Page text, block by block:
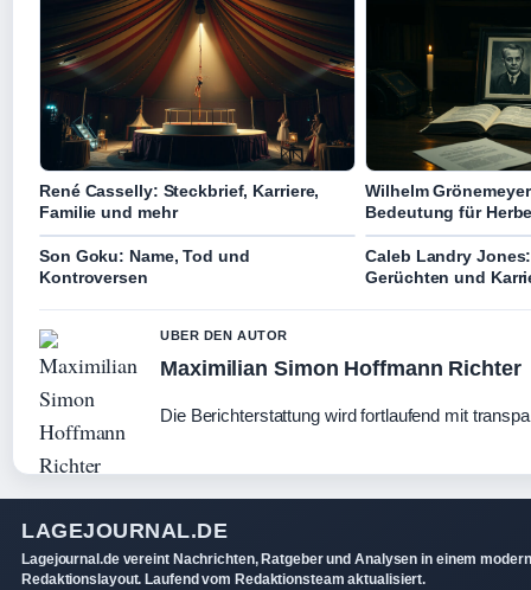
René Casselly: Steckbrief, Karriere,
Familie und mehr
Wilhelm
Bedeutung für
Son Goku: Name, Tod und
Kontroversen
Caleb Landry
Gerüchten und
UBER DEN AUTOR
Maximilian Simon Hoffmann Richter
Die Berichterstattung wird fortlaufend mit
LAGEJOURNAL.DE
Lagejournal.de vereint Nachrichten, Ratgeber und Analysen in einem
Redaktionslayout. Laufend vom Redaktionsteam aktualisiert.